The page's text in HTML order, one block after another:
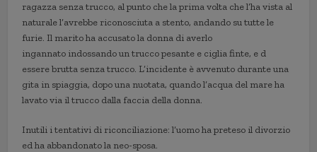
ragazza senza trucco, al punto che la prima volta che l’ha vista al
naturale l’avrebbe riconosciuta a stento, andando su tutte le
furie. Il marito ha accusato la donna di averlo
ingannato indossando un trucco pesante e ciglia finte, e d
essere brutta senza trucco. L’incidente è avvenuto durante una
gita in spiaggia, dopo una nuotata, quando l’acqua del mare ha
lavato via il trucco dalla faccia della donna.
Inutili i tentativi di riconciliazione: l’uomo ha preteso il divorzio
ed ha abbandonato la neo-sposa.